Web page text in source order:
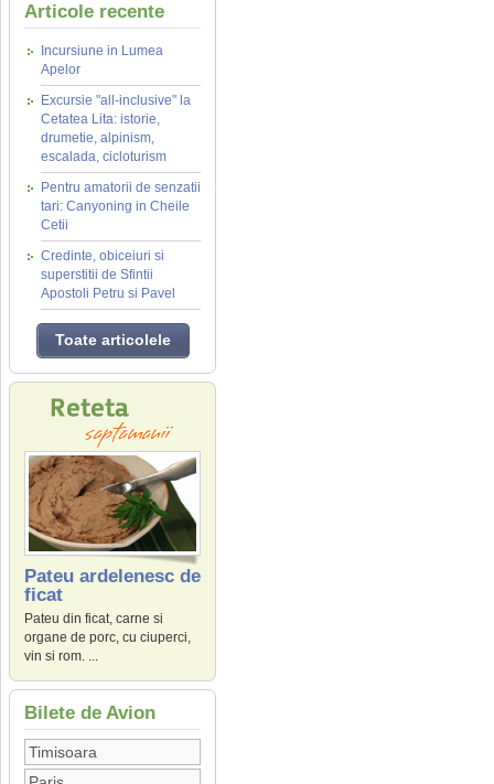
Articole recente
Incursiune in Lumea
Apelor
Excursie "all-inclusive" la
Cetatea Lita: istorie,
drumetie, alpinism,
escalada, cicloturism
Pentru amatorii de senzatii
tari: Canyoning in Cheile
Cetii
Credinte, obiceiuri si
superstitii de Sfintii
Apostoli Petru si Pavel
Toate articolele
Pateu ardelenesc de
ficat
Pateu din ficat, carne si
organe de porc, cu ciuperci,
vin si rom. ...
Bilete de Avion